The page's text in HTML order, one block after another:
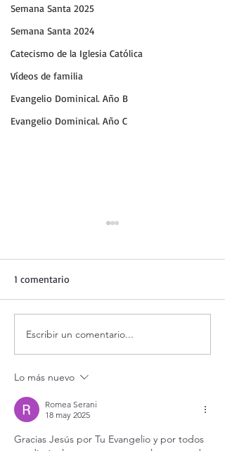
Semana Santa 2025
Semana Santa 2024
Catecismo de la Iglesia Católica
Vídeos de familia
Evangelio Dominical. Año B
Evangelio Dominical. Año C
Adoración al Santísimo en
vivo.
1 comentario
Escribir un comentario...
Lo más nuevo
Romea Serani
18 may 2025
Gracias Jesús por Tu Evangelio y por todos